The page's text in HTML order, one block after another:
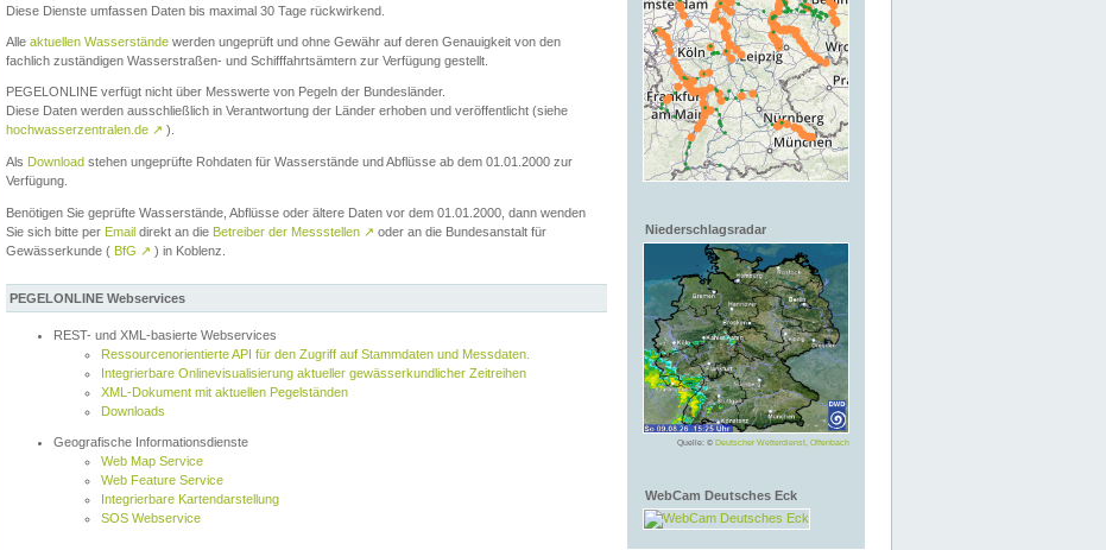
Niederschlagsradar
Quelle: © Deutscher Wetterdienst, Offenbach
WebCam Deutsches Eck
Diese Dienste umfassen Daten bis maximal 30 Tage rückwirkend.
Alle aktuellen Wasserstände werden ungeprüft und ohne Gewähr auf deren Genauigkeit von den
fachlich zuständigen Wasserstraßen- und Schifffahrtsämtern zur Verfügung gestellt.
PEGELONLINE verfügt nicht über Messwerte von Pegeln der Bundesländer.
Diese Daten werden ausschließlich in Verantwortung der Länder erhoben und veröffentlicht (siehe
hochwasserzentralen.de ↗ ).
Als Download stehen ungeprüfte Rohdaten für Wasserstände und Abflüsse ab dem 01.01.2000 zur
Verfügung.
Benötigen Sie geprüfte Wasserstände, Abflüsse oder ältere Daten vor dem 01.01.2000, dann wenden
Sie sich bitte per Email direkt an die Betreiber der Messstellen ↗ oder an die Bundesanstalt für
Gewässerkunde ( BfG ↗ ) in Koblenz.
PEGELONLINE Webservices
REST- und XML-basierte Webservices
Ressourcenorientierte API für den Zugriff auf Stammdaten und Messdaten.
Integrierbare Onlinevisualisierung aktueller gewässerkundlicher Zeitreihen
XML-Dokument mit aktuellen Pegelständen
Downloads
Geografische Informationsdienste
Web Map Service
Web Feature Service
Integrierbare Kartendarstellung
SOS Webservice